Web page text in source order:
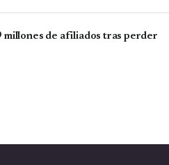
de afiliados tras perder